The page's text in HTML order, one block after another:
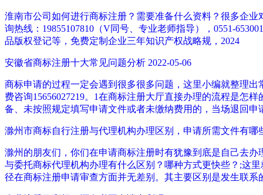
淮南市公司如何进行商标注册？需要准备什么资料？很多企
询热线：19855107810（V同号、专业老师指导），0551-
品版权登记等，免费定制企业三年知识产权战略规，2024
安徽省商标注册十大常见问题分析 2022-05-06
商标申请的过程一定会遇到很多很多问题，这里小编就整理
费咨询15656027219。1在商标注册大厅直接办理的流程是怎
备、未按照规定填写申请文件或者未缴纳费用的，当场退回申
滁州市商标自行注册与代理机构办理区别，申请所需文件有哪
滁州的朋友们，你们在申请商标注册时有犹豫到底是自己去
与委托商标代理机构办理有什么区别？哪种方式更快些？;这
径在商标注册申请审查方面并无差别。其主要区别是发生联系